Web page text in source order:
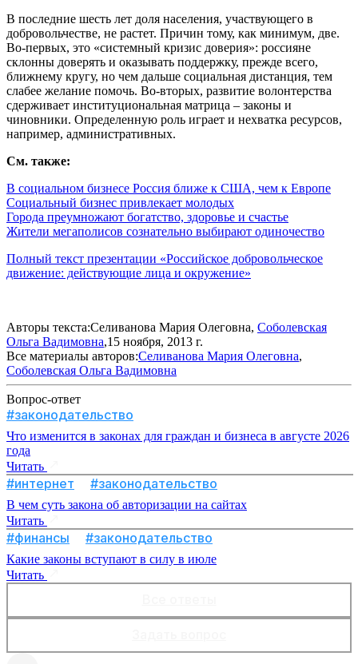
В последние шесть лет доля населения, участвующего в
добровольчестве, не растет. Причин тому, как минимум, две.
Во-первых, это «системный кризис доверия»: россияне
склонны доверять и оказывать поддержку, прежде всего,
ближнему кругу, но чем дальше социальная дистанция, тем
слабее желание помочь. Во-вторых, развитие волонтерства
сдерживает институциональная матрица – законы и
чиновники. Определенную роль играет и нехватка ресурсов,
например, административных.
См. также:
В социальном бизнесе Россия ближе к США, чем к Европе
Социальный бизнес привлекает молодых
Города преумножают богатство, здоровье и счастье
Жители мегаполисов сознательно выбирают одиночество
Полный текст презентации «Российское добровольческое
движение: действующие лица и окружение»
Авторы текста:Селиванова Мария Олеговна, Соболевская
Ольга Вадимовна,15 ноября, 2013 г.
Все материалы авторов:Селиванова Мария Олеговна,
Соболевская Ольга Вадимовна
Вопрос-ответ
#законодательство
Что изменится в законах для граждан и бизнеса в августе 2026
года
Читать
#интернет #законодательство
В чем суть закона об авторизации на сайтах
Читать
#финансы #законодательство
Какие законы вступают в силу в июле
Читать